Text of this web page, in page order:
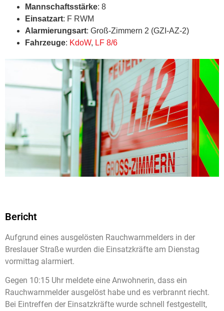
Mannschaftsstärke: 8
Einsatzart: F RWM
Alarmierungsart: Groß-Zimmern 2 (GZI-AZ-2)
Fahrzeuge: KdoW, LF 8/6
Bericht
Aufgrund eines ausgelösten Rauchwarnmelders in der
Breslauer Straße wurden die Einsatzkräfte am Dienstag
vormittag alarmiert.
Gegen 10:15 Uhr meldete eine Anwohnerin, dass ein
Rauchwarnmelder ausgelöst habe und es verbrannt riecht.
Bei Eintreffen der Einsatzkräfte wurde schnell festgestellt,